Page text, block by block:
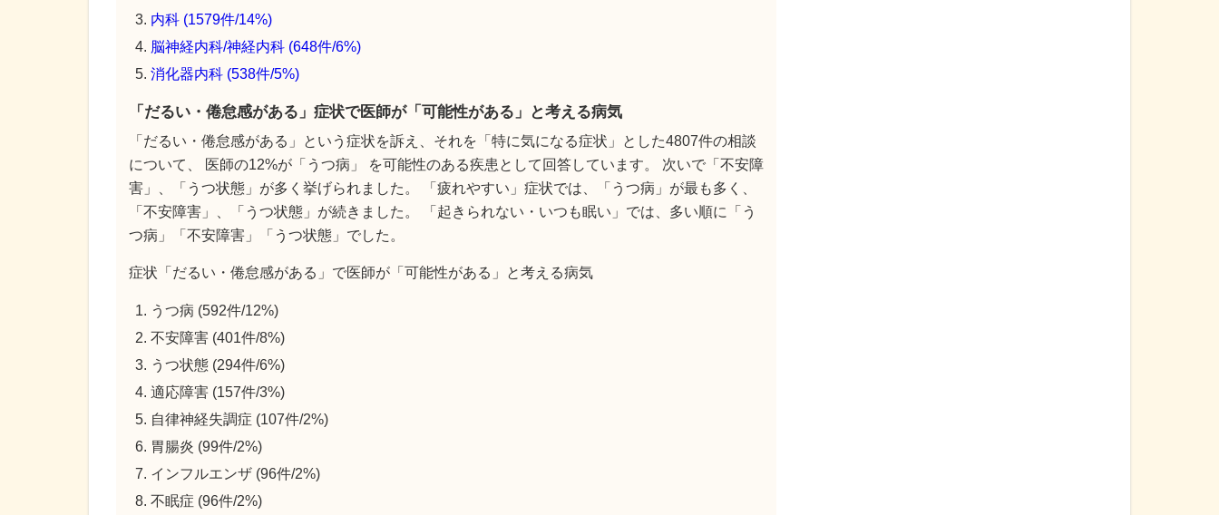
内科 (1579件/14%)
脳神経内科/神経内科 (648件/6%)
消化器内科 (538件/5%)
「だるい・倦怠感がある」症状で医師が「可能性がある」と考える病気
「だるい・倦怠感がある」という症状を訴え、それを「特に気になる症状」とした4807件の相談
について、 医師の12%が「うつ病」 を可能性のある疾患として回答しています。 次いで「不安障
害」、「うつ状態」が多く挙げられました。 「疲れやすい」症状では、「うつ病」が最も多く、
「不安障害」、「うつ状態」が続きました。 「起きられない・いつも眠い」では、多い順に「う
つ病」「不安障害」「うつ状態」でした。
症状「だるい・倦怠感がある」で医師が「可能性がある」と考える病気
うつ病 (592件/12%)
不安障害 (401件/8%)
うつ状態 (294件/6%)
適応障害 (157件/3%)
自律神経失調症 (107件/2%)
胃腸炎 (99件/2%)
インフルエンザ (96件/2%)
不眠症 (96件/2%)